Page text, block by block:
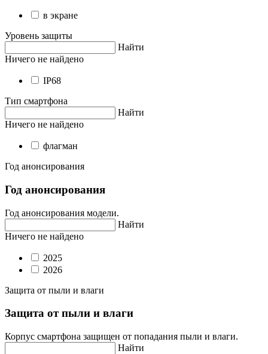
в экране
Уровень защиты
Найти
Ничего не найдено
IP68
Тип смартфона
Найти
Ничего не найдено
флагман
Год анонсирования
Год анонсирования
Год анонсирования модели.
Найти
Ничего не найдено
2025
2026
Защита от пыли и влаги
Защита от пыли и влаги
Корпус смартфона защищен от попадания пыли и влаги.
Найти